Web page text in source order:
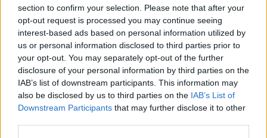
section to confirm your selection. Please note that after your
opt-out request is processed you may continue seeing
interest-based ads based on personal information utilized by
us or personal information disclosed to third parties prior to
your opt-out. You may separately opt-out of the further
disclosure of your personal information by third parties on the
IAB’s list of downstream participants. This information may
also be disclosed by us to third parties on the IAB’s List of
Downstream Participants that may further disclose it to other
τον Πολιτιστικό Εξωραϊστικό
Σύλλογο «Η Δρώτα»
ΔΥΤΙΚΗ ΛΕΣΒΟΣ
Παρέμβαση για το Ειδικό
Χωροταξικό Τουρισμού στη
Μήθυμνα
Ο Δήμος Δυτικής Λέσβου ζητά την
περιοχής